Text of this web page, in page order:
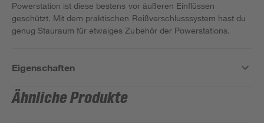
Powerstation ist diese bestens vor äußeren Einflüssen
geschützt. Mit dem praktischen Reißverschlusssystem hast du
genug Stauraum für etwaiges Zubehör der Powerstations.
Eigenschaften
Ähnliche Produkte